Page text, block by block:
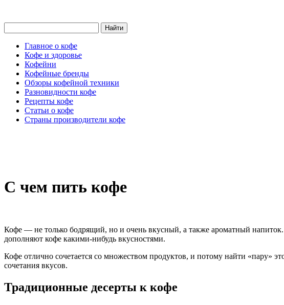
Главное о кофе
Кофе и здоровье
Кофейни
Кофейные бренды
Обзоры кофейной техники
Разновидности кофе
Рецепты кофе
Статьи о кофе
Страны производители кофе
С чем пить кофе
Кофе — не только бодрящий, но и очень вкусный, а также ароматный
дополняют кофе какими-нибудь вкусностями.
Кофе отлично сочетается со множеством продуктов, и потому найти «пару»
сочетания вкусов.
Традиционные десерты к кофе